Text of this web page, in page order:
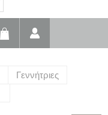
Γεννήτριες